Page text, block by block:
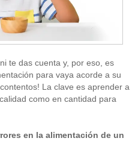
te das cuenta y, por eso, es
para vaya acorde a su
La clave es aprender a
como en cantidad para
en la alimentación de un